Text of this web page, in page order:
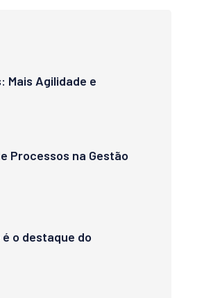
Mais Agilidade e
Processos na Gestão
o destaque do